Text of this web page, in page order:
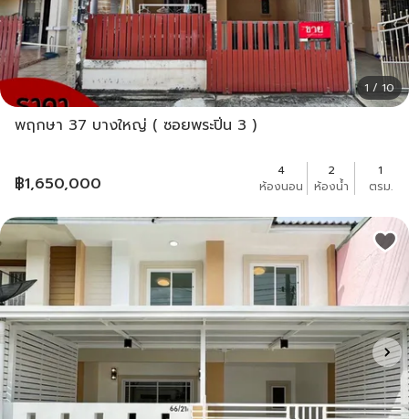
1 / 10
พฤกษา 37 บางใหญ่ ( ซอยพระปิ่น 3 )
฿1,650,000
4
ห้องนอน
2
ห้องน้ำ
1
ตรม.